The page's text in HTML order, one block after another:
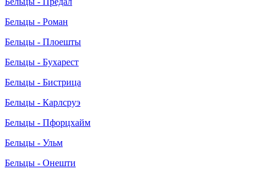
Бельцы - Роман
Бельцы - Плоешты
Бельцы - Бухарест
Бельцы - Бистрица
Бельцы - Карлсруэ
Бельцы - Пфорцхайм
Бельцы - Ульм
Бельцы - Онешти